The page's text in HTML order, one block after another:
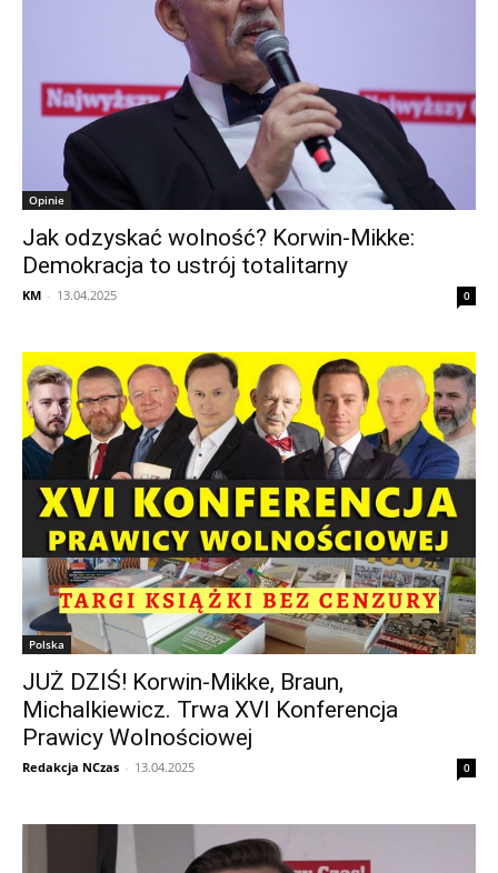
Opinie
Jak odzyskać wolność? Korwin-Mikke:
Demokracja to ustrój totalitarny
KM - 13.04.2025 0
Polska
JUŻ DZIŚ! Korwin-Mikke, Braun,
Michalkiewicz. Trwa XVI Konferencja
Prawicy Wolnościowej
Redakcja NCzas - 13.04.2025 0